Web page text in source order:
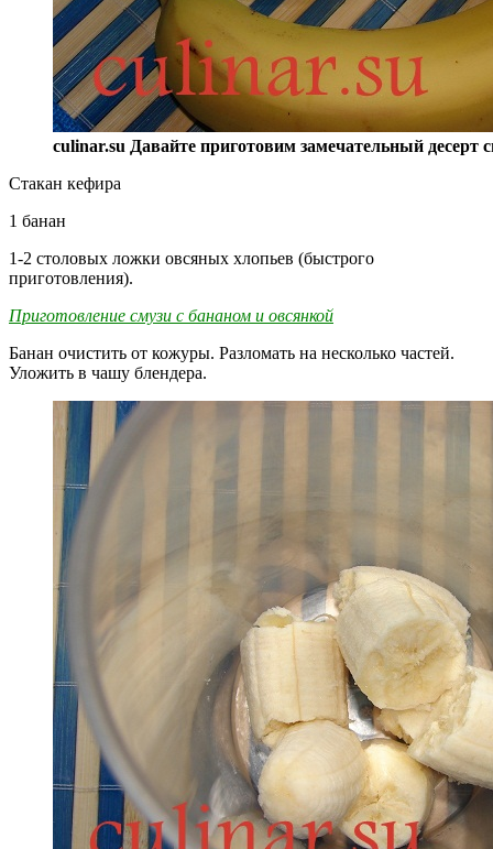
culinar.su Давайте приготовим замечательный десерт
Стакан кефира
1 банан
1-2 столовых ложки овсяных хлопьев (быстрого
приготовления).
Приготовление смузи с бананом и овсянкой
Банан очистить от кожуры. Разломать на несколько частей.
Уложить в чашу блендера.